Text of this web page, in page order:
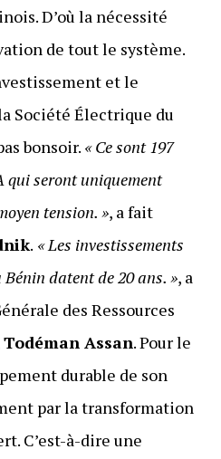
D’où la nécessité
de tout le système.
et le
Société Électrique du
bonsoir. « Ce sont 197
qui seront uniquement
tension. », a fait
. « Les investissements
datent de 20 ans. », a
des Ressources
Todéman Assan. Pour le
durable de son
par la transformation
C’est-à-dire une